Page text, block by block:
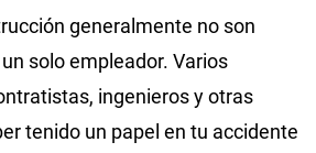
generalmente no son
solo empleador. Varios
ingenieros y otras
tenido un papel en tu accidente